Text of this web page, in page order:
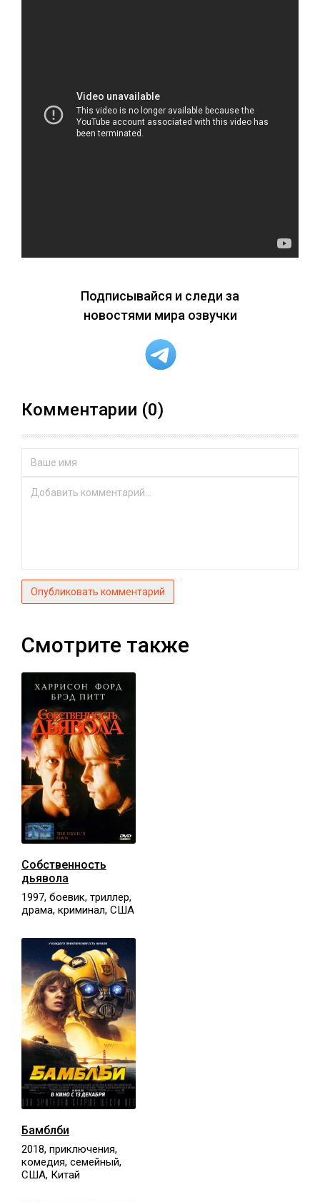
Подписывайся и следи за
новостями мира озвучки
Комментарии (0)
Опубликовать комментарий
Смотрите также
Собственность
дьявола
1997, боевик, триллер,
драма, криминал, США
Бамблби
2018, приключения,
комедия, семейный,
США, Китай